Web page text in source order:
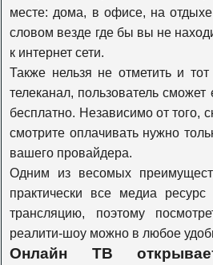
Наука 2.0
Т24
Оружие
Живая планета
месте: дома, в офисе, на
словом везде где бы вы не
к интернет сети.
Также нельзя не отметить и
телеканал, пользователь сможет
бесплатно. Независимо от того,
смотрите оплачивать нужно
вашего провайдера.
Одним из весомых
практически все медиа ресурс
трансляцию, поэтому
реалити-шоу можно в любое
Онлайн ТВ